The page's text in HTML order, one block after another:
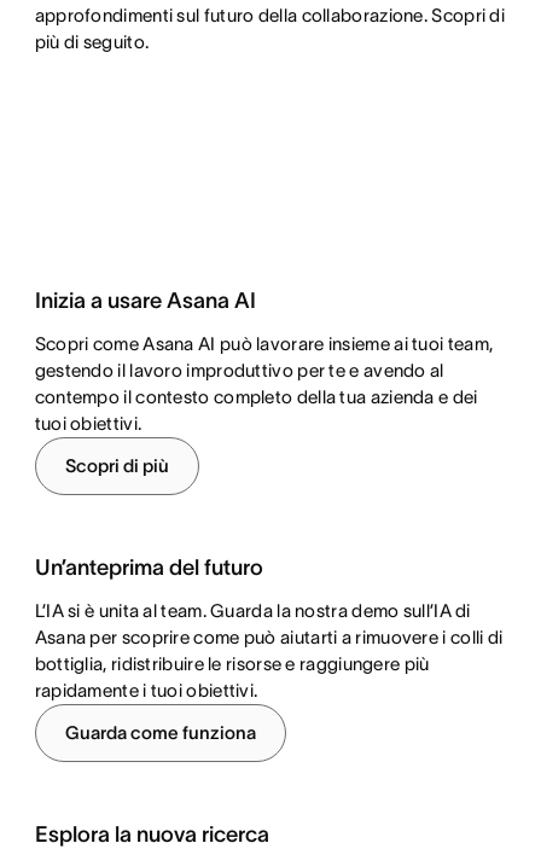
approfondimenti sul futuro della collaborazione. Scopri di
più di seguito.
Inizia a usare Asana AI
Scopri come Asana AI può lavorare insieme ai tuoi team,
gestendo il lavoro improduttivo per te e avendo al
contempo il contesto completo della tua azienda e dei
tuoi obiettivi.
Scopri di più
Un’anteprima del futuro
L’IA si è unita al team. Guarda la nostra demo sull’IA di
Asana per scoprire come può aiutarti a rimuovere i colli di
bottiglia, ridistribuire le risorse e raggiungere più
rapidamente i tuoi obiettivi.
Guarda come funziona
Esplora la nuova ricerca